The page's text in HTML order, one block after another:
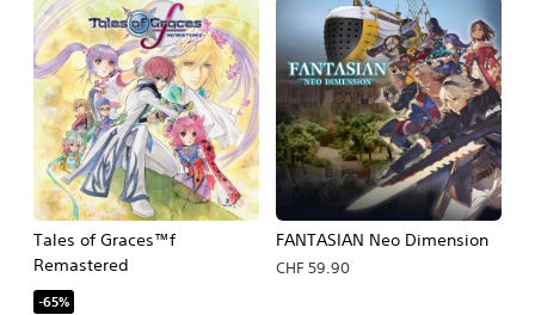
Tales of Graces™f
Remastered
-65%
FANTASIAN Neo Dimension
CHF 59.90